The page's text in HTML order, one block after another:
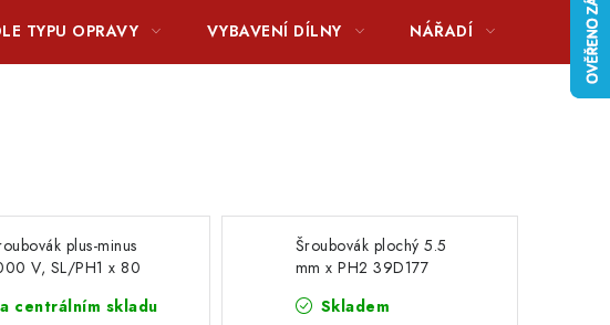
TYPU OPRAVY VYBAVENÍ DÍLNY NÁŘADÍ
plus-minus
V, SL/PH1 x 80
centrálním skladu
Šroubovák plochý 5.5
mm x PH2 39D177
Skladem